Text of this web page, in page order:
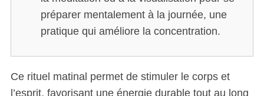
préparer mentalement à la journée, une
pratique qui améliore la concentration.
Ce rituel matinal permet de stimuler le corps et
l’esprit, favorisant une énergie durable tout au long